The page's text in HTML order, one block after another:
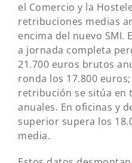
el Comercio y la
retribuciones medias
encima del nuevo SMI.
a jornada completa
21.700 euros brutos
ronda los 17.800
retribución se sitúa en
anuales. En oficinas y
superior supera los
media.